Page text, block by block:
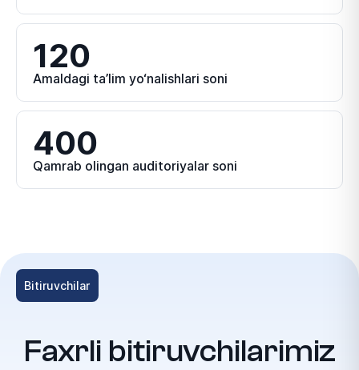
120
Amaldagi ta’lim yo‘nalishlari soni
400
Qamrab olingan auditoriyalar soni
Bitiruvchilar
Faxrli bitiruvchilarimiz